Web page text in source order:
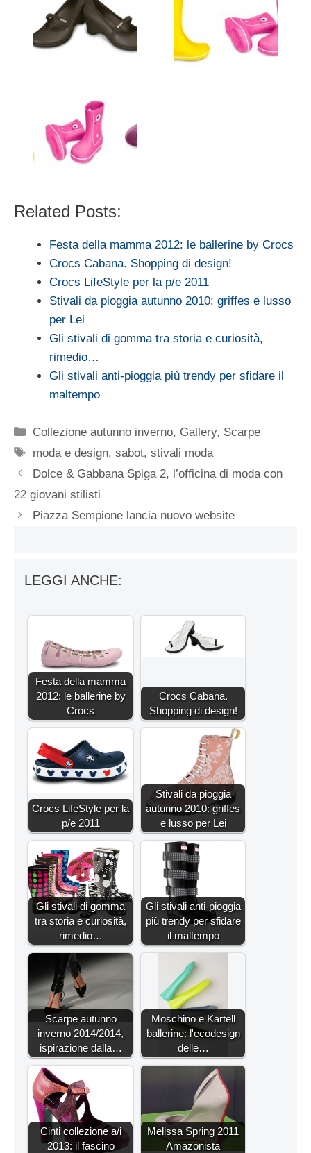
Related Posts:
Festa della mamma 2012: le ballerine by Crocs
Crocs Cabana. Shopping di design!
Crocs LifeStyle per la p/e 2011
Stivali da pioggia autunno 2010: griffes e lusso
per Lei
Gli stivali di gomma tra storia e curiosità,
rimedio…
Gli stivali anti-pioggia più trendy per sfidare il
maltempo
Categorie
Collezione autunno inverno, Gallery, Scarpe
Tag
moda e design,sabot,stivali moda
Dolce & Gabbana Spiga 2, l’officina di moda con
22 giovani stilisti
Piazza Sempione lancia nuovo website
LEGGI ANCHE:
Festa della mamma
2012: le ballerine by
Crocs
Crocs Cabana.
Shopping di design!
Crocs LifeStyle per la
p/e 2011
Stivali da pioggia
autunno 2010: griffes
e lusso per Lei
Gli stivali di gomma
tra storia e curiosità,
rimedio…
Gli stivali anti-pioggia
più trendy per sfidare
il maltempo
Scarpe autunno
inverno 2014/2014,
ispirazione dalla…
Moschino e Kartell
ballerine: l'ecodesign
delle…
Cinti collezione a/i
2013: il fascino
Melissa Spring 2011
Amazonista